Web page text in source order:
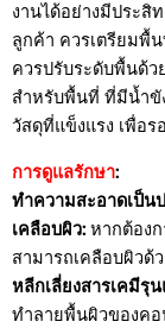
งานได้อย่างมีประสิ
ลูกค้า ควรเตรียมพื้
ควรปรับระดับพื้นด้
สำหรับพื้นที่ ที่มีน้ำขั
วัสดุที่แข็งแรง เพื่อ
การดูแลรักษา:
ทำความสะอาดเป็น
เคลือบผิว:หากต้องก
สามารถเคลือบผิวด้
หลีกเลี่ยงสารเคมีรุน
ทำลายพื้นผิวของค